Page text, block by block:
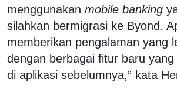
menggunakan mobile banking
silahkan bermigrasi ke Byond.
memberikan pengalaman yang
dengan berbagai fitur baru
di aplikasi sebelumnya,” kata